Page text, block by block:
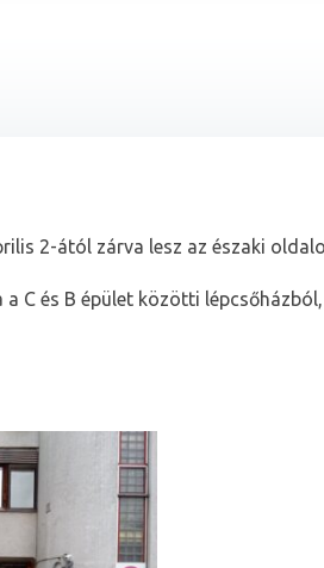
2-ától zárva lesz az északi
a C és B épület közötti